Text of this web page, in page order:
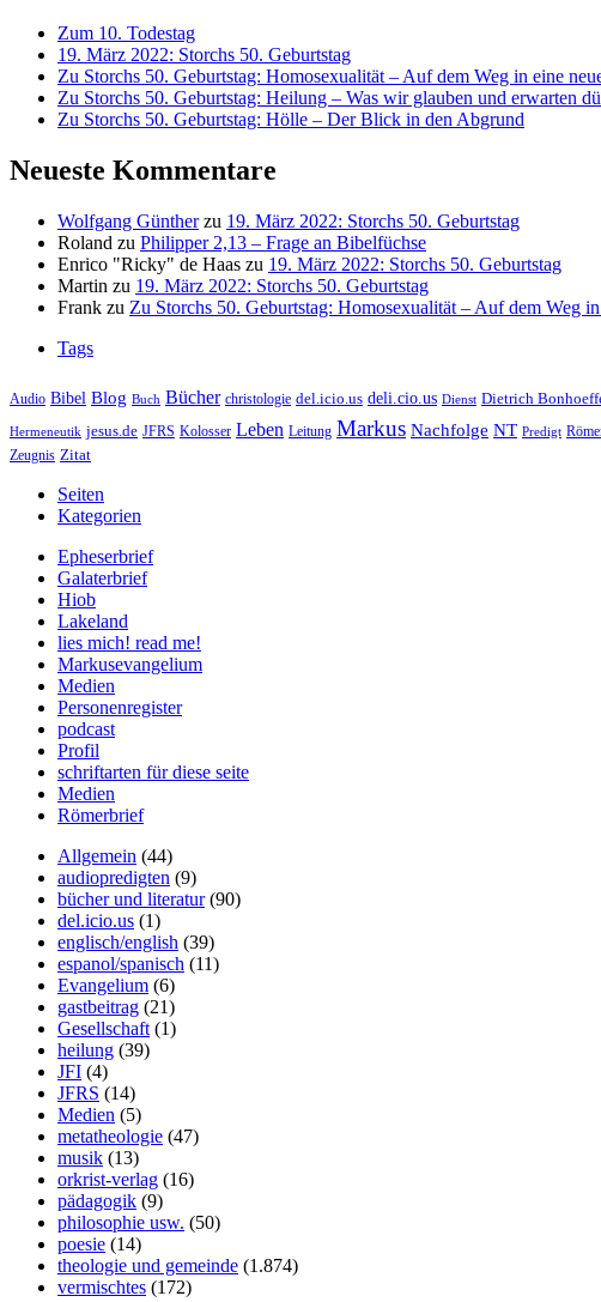
Zum 10. Todestag
19. März 2022: Storchs 50. Geburtstag
Zu Storchs 50. Geburtstag: Homosexualität – Auf dem Weg in eine
Zu Storchs 50. Geburtstag: Heilung – Was wir glauben und erwarten
Zu Storchs 50. Geburtstag: Hölle – Der Blick in den Abgrund
Neueste Kommentare
Wolfgang Güntherzu 19. März 2022: Storchs 50. Geburtstag
Roland zu Philipper 2,13 – Frage an Bibelfüchse
Enrico "Ricky" de Haas zu 19. März 2022: Storchs 50. Geburtstag
Martin zu 19. März 2022: Storchs 50. Geburtstag
Frank zu Zu Storchs 50. Geburtstag: Homosexualität – Auf dem Weg
Tags
Audio Bibel Blog Buch Bücher christologie del.icio.us deli.cio.us Dienst Dietrich
Hermeneutik jesus.de JFRS Kolosser Leben Leitung Markus Nachfolge NT Predigt
Zeugnis Zitat
Seiten
Kategorien
Epheserbrief
Galaterbrief
Hiob
Lakeland
lies mich! read me!
Markusevangelium
Medien
Personenregister
podcast
Profil
schriftarten für diese seite
Medien
Römerbrief
Allgemein (44)
audiopredigten (9)
bücher und literatur(90)
del.icio.us (1)
englisch/english (39)
espanol/spanisch (11)
Evangelium (6)
gastbeitrag (21)
Gesellschaft (1)
heilung (39)
JFI (4)
JFRS (14)
Medien (5)
metatheologie (47)
musik (13)
orkrist-verlag (16)
pädagogik (9)
philosophie usw. (50)
poesie (14)
theologie und gemeinde (1.874)
vermischtes (172)